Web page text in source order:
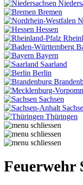
Bremen
Hessen
Bayern
Saarland
Berlin
Sachsen
Thüringen
Feuerwehr